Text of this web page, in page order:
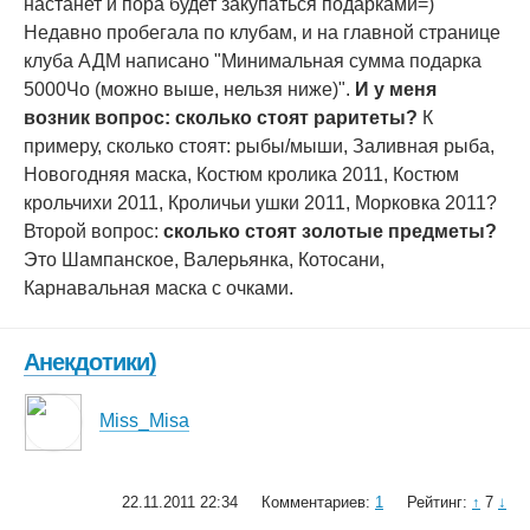
настанет и пора будет закупаться подарками=)
Недавно пробегала по клубам, и на главной странице
клуба АДМ написано "Минимальная сумма подарка
5000Чо (можно выше, нельзя ниже)". И у меня
возник вопрос: сколько стоят раритеты? К
примеру, сколько стоят: рыбы/мыши, Заливная рыба,
Новогодняя маска, Костюм кролика 2011, Костюм
крольчихи 2011, Кроличьи ушки 2011, Морковка 2011?
Второй вопрос: сколько стоят золотые предметы?
Это Шампанское, Валерьянка, Котосани,
Карнавальная маска с очками.
Анекдотики)
Miss_Misa
22.11.2011 22:34 Комментариев: 1 Рейтинг: ↑ 7 ↓